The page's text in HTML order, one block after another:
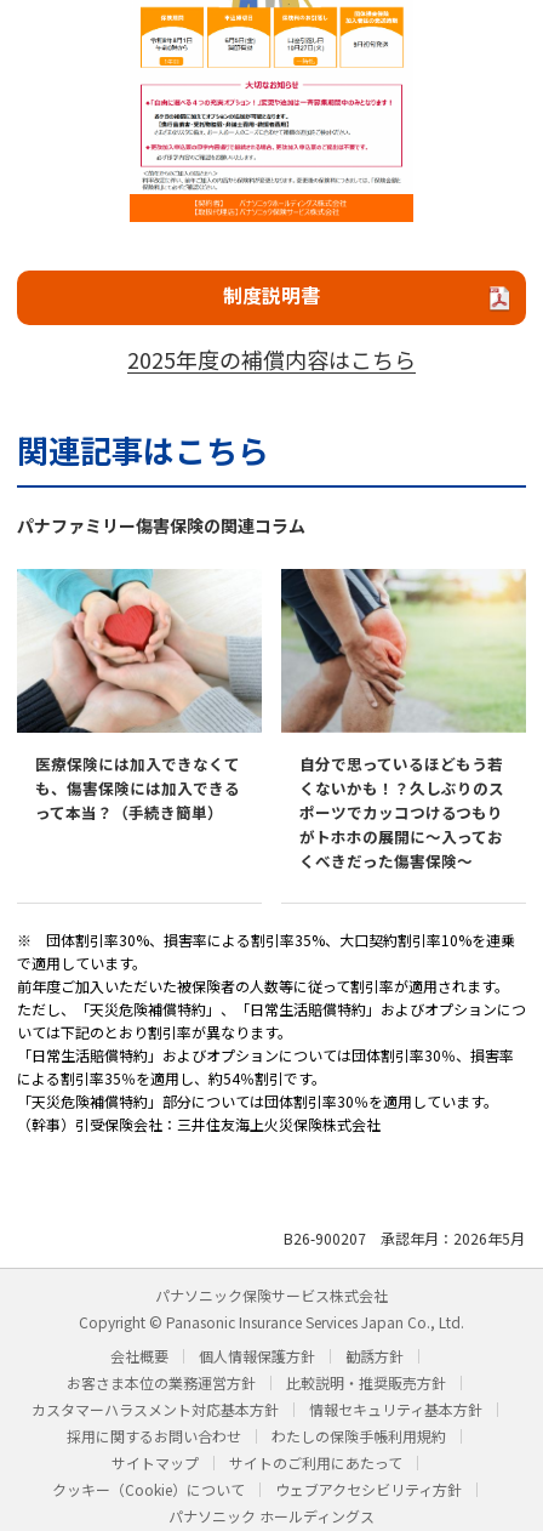
制度説明書
2025年度の補償内容はこちら
関連記事はこちら
パナファミリー傷害保険の関連コラム
医療保険には加入できなくて
も、傷害保険には加入できる
って本当？（手続き簡単）
自分で思っているほどもう若
くないかも！？久しぶりのス
ポーツでカッコつけるつもり
がトホホの展開に～入ってお
くべきだった傷害保険～
※ 団体割引率30%、損害率による割引率35%、大口契約割引率10%を連乗
で適用しています。
前年度ご加入いただいた被保険者の人数等に従って割引率が適用されます。
ただし、「天災危険補償特約」、「日常生活賠償特約」およびオプションにつ
いては下記のとおり割引率が異なります。
「日常生活賠償特約」およびオプションについては団体割引率30％、損害率
による割引率35％を適用し、約54％割引です。
「天災危険補償特約」部分については団体割引率30％を適用しています。
（幹事）引受保険会社：三井住友海上火災保険株式会社
B26-900207 承認年月：2026年5月
パナソニック保険サービス株式会社
Copyright © Panasonic Insurance Services Japan Co., Ltd.
会社概要
個人情報保護方針
勧誘方針
お客さま本位の業務運営方針
比較説明・推奨販売方針
カスタマーハラスメント対応基本方針
情報セキュリティ基本方針
採用に関するお問い合わせ
わたしの保険手帳利用規約
サイトマップ
サイトのご利用にあたって
クッキー（Cookie）について
ウェブアクセシビリティ方針
パナソニック ホールディングス